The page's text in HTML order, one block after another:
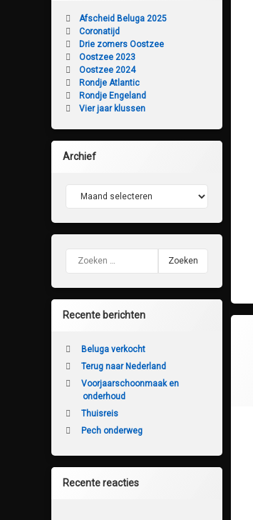
Afscheid Beluga 2025
Coronatijd
Drie zomers Oostzee
Oostzee 2023
Oostzee 2024
Rondje Atlantic
Rondje Engeland
Vier jaar klussen
Archief
Archief
Zoeken naar:
Recente berichten
Beluga verkocht
Terug naar Nederland
Voorjaarschoonmaak en
onderhoud
Thuisreis
Pech onderweg
Recente reacties